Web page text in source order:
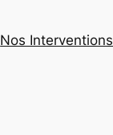
Nos Interventions